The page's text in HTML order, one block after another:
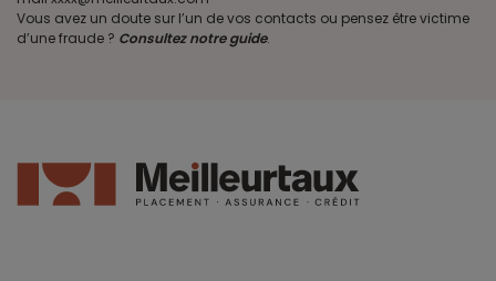
Vous avez un doute sur l’un de vos contacts ou pensez être victime
d’une fraude ? Consultez notre guide.